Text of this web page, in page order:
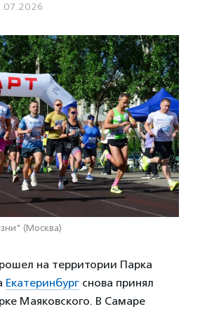
(Москва)
на территории Парка
Екатеринбург снова принял
Маяковского. В Самаре